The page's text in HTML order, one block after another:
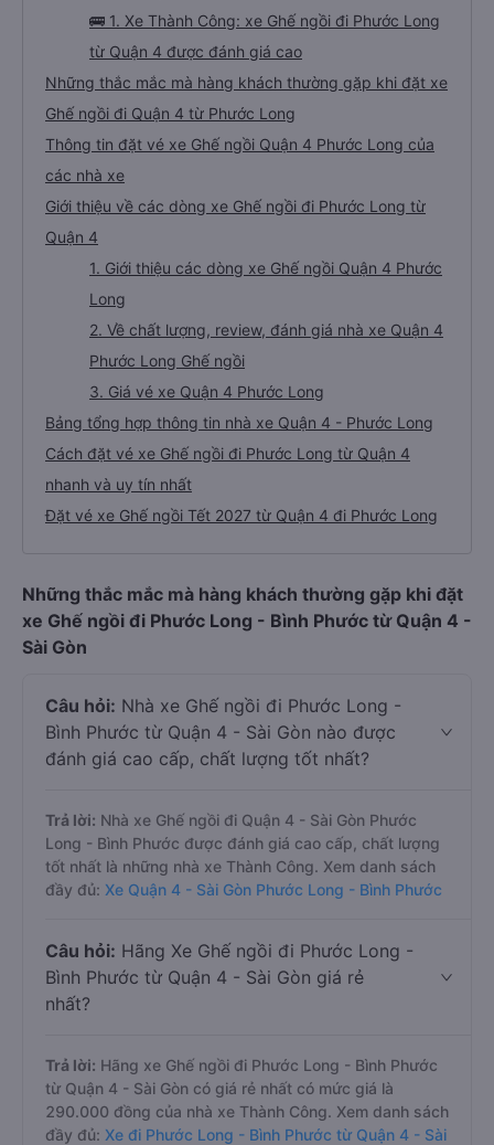
🚌 1. Xe Thành Công: xe Ghế ngồi đi Phước Long
từ Quận 4 được đánh giá cao
Những thắc mắc mà hàng khách thường gặp khi đặt xe
Ghế ngồi đi Quận 4 từ Phước Long
Thông tin đặt vé xe Ghế ngồi Quận 4 Phước Long của
các nhà xe
Giới thiệu về các dòng xe Ghế ngồi đi Phước Long từ
Quận 4
1. Giới thiệu các dòng xe Ghế ngồi Quận 4 Phước
Long
2. Về chất lượng, review, đánh giá nhà xe Quận 4
Phước Long Ghế ngồi
3. Giá vé xe Quận 4 Phước Long
Bảng tổng hợp thông tin nhà xe Quận 4 - Phước Long
Cách đặt vé xe Ghế ngồi đi Phước Long từ Quận 4
nhanh và uy tín nhất
Đặt vé xe Ghế ngồi Tết 2027 từ Quận 4 đi Phước Long
Những thắc mắc mà hàng khách thường gặp khi đặt
xe Ghế ngồi đi Phước Long - Bình Phước từ Quận 4 -
Sài Gòn
Câu hỏi: Nhà xe Ghế ngồi đi Phước Long -
Bình Phước từ Quận 4 - Sài Gòn nào được
đánh giá cao cấp, chất lượng tốt nhất?
Trả lời: Nhà xe Ghế ngồi đi Quận 4 - Sài Gòn Phước
Long - Bình Phước được đánh giá cao cấp, chất lượng
tốt nhất là những nhà xe Thành Công. Xem danh sách
đầy đủ: Xe Quận 4 - Sài Gòn Phước Long - Bình Phước
Câu hỏi: Hãng Xe Ghế ngồi đi Phước Long -
Bình Phước từ Quận 4 - Sài Gòn giá rẻ
nhất?
Trả lời: Hãng xe Ghế ngồi đi Phước Long - Bình Phước
từ Quận 4 - Sài Gòn có giá rẻ nhất có mức giá là
290.000 đồng của nhà xe Thành Công. Xem danh sách
đầy đủ: Xe đi Phước Long - Bình Phước từ Quận 4 - Sài